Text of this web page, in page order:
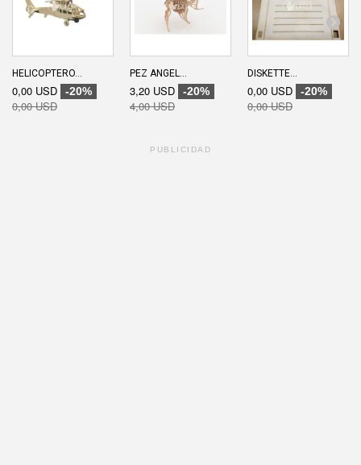
HELICOPTERO...
0,00 USD -20%
0,00 USD
PEZ ANGEL...
3,20 USD -20%
4,00 USD
DISKETTE...
0,00 USD -20%
0,00 USD
PUBLICIDAD